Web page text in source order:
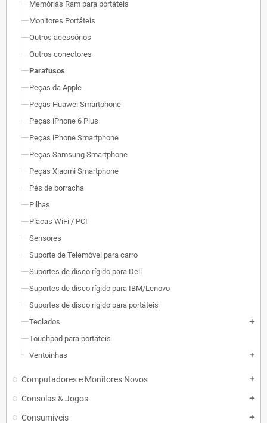
Memórias Ram para portáteis
Monitores Portáteis
Outros acessórios
Outros conectores
Parafusos
Peças da Apple
Peças Huawei Smartphone
Peças iPhone 6 Plus
Peças iPhone Smartphone
Peças Samsung Smartphone
Peças Xiaomi Smartphone
Pés de borracha
Pilhas
Placas WiFi / PCI
Sensores
Suporte de Telemóvel para carro
Suportes de disco rígido para Dell
Suportes de disco rígido para IBM/Lenovo
Suportes de disco rígido para portáteis
Teclados
add
Touchpad para portáteis
Ventoinhas
add
Computadores e Monitores Novos add
Consolas & Jogos add
Consumiveis add